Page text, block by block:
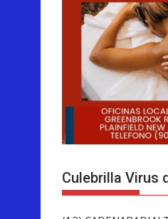
Culebrilla Virus